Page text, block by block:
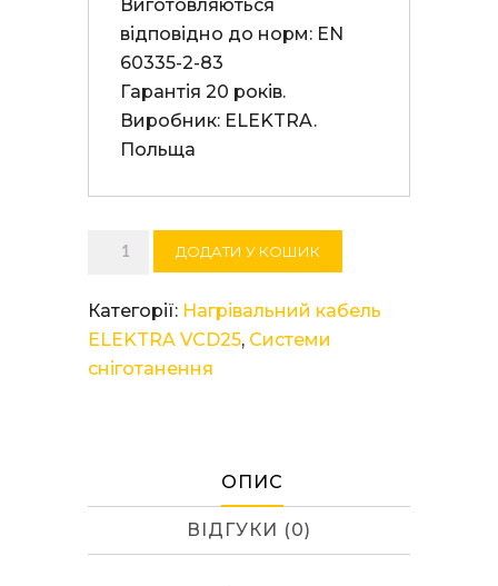
Виготовляються
відповідно до норм: EN
60335-2-83
Гарантія 20 років.
Виробник: ELEKTRA.
Польща
Нагрівальний
кабель
ELEKTRA
VCD
25/655
ДОДАТИ У КОШИК
Категорії: Нагрівальний кабель
ELEKTRA VCD25, Системи
сніготанення
ОПИС
ВІДГУКИ (0)